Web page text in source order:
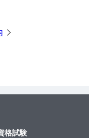
格試験